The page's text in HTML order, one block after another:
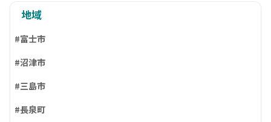
地域
#富士市
#沼津市
#三島市
#長泉町